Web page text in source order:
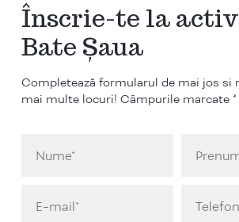
Înscrie-te la
Bate Șaua
Completează formularul de mai jos si
mai multe locuri! Câmpurile marcate